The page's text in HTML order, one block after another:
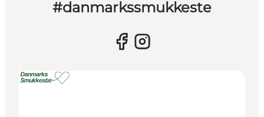
#danmarkssmukkeste